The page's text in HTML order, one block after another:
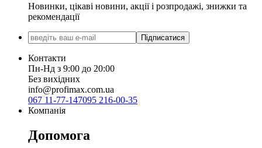
Новинки, цікаві новини, акції і розпродажі, знижки та
рекомендації
Підписатися
Контакти
Пн-Нд з 9:00 до 20:00
Без вихідних
info@profimax.com.ua
067 11-77-147095 216-00-35
Компанія
Допомога